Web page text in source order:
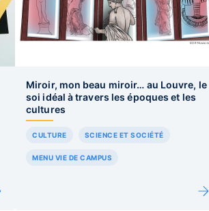
Miroir, mon beau miroir… au Louvre, le
soi idéal à travers les époques et les
cultures
CULTURE SCIENCE ET SOCIÉTÉ
MENU VIE DE CAMPUS